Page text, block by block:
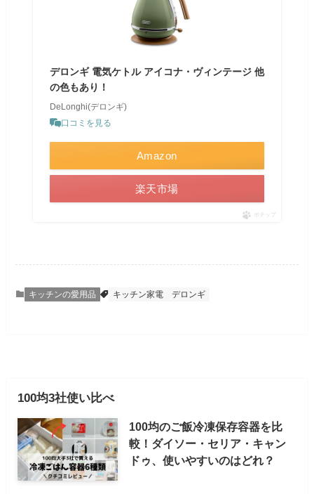
デロンギ 電気ケトル アイコナ・ヴィンテージ 他
の色もあり！
DeLonghi(デロンギ)
口コミを見る
Amazon
楽天市場
ポチップ
キッチンの愛用品 キッチン家電 デロンギ
100均3社使い比べ
100均のご飯冷凍保存容器を比
較！ダイソー・セリア・キャン
ドゥ、使いやすいのはどれ？